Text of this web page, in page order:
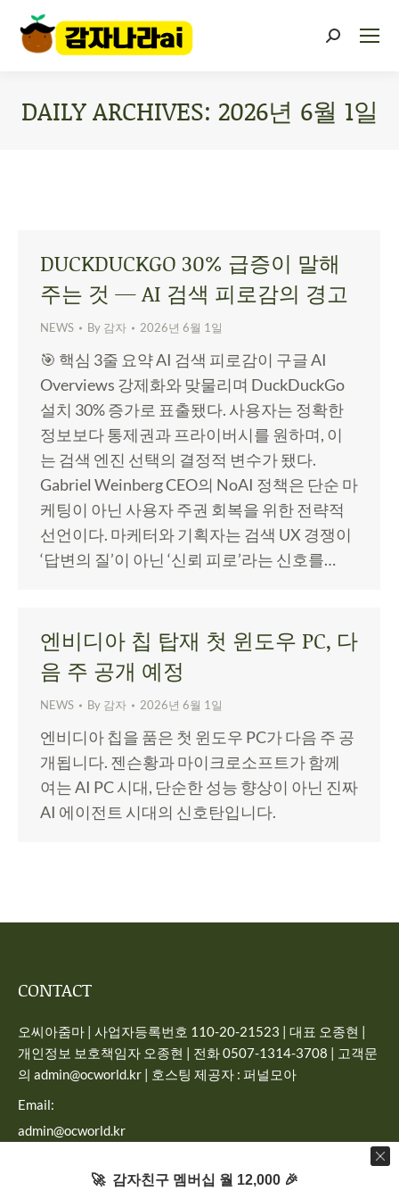
DAILY ARCHIVES: 2026년 6월 1일
DUCKDUCKGO 30% 급증이 말해
주는 것 — AI 검색 피로감의 경고
NEWS By 감자 2026년 6월 1일
🎯 핵심 3줄 요약 AI 검색 피로감이 구글 AI
Overviews 강제화와 맞물리며 DuckDuckGo
설치 30% 증가로 표출됐다. 사용자는 정확한
정보보다 통제권과 프라이버시를 원하며, 이
는 검색 엔진 선택의 결정적 변수가 됐다.
Gabriel Weinberg CEO의 NoAI 정책은 단순 마
케팅이 아닌 사용자 주권 회복을 위한 전략적
선언이다. 마케터와 기획자는 검색 UX 경쟁이
‘답변의 질’이 아닌 ‘신뢰 피로’라는 신호를…
엔비디아 칩 탑재 첫 윈도우 PC, 다
음 주 공개 예정
NEWS By 감자 2026년 6월 1일
엔비디아 칩을 품은 첫 윈도우 PC가 다음 주 공
개됩니다. 젠슨황과 마이크로소프트가 함께
여는 AI PC 시대, 단순한 성능 향상이 아닌 진짜
AI 에이전트 시대의 신호탄입니다.
CONTACT
오씨아줌마 | 사업자등록번호 110-20-21523 | 대표 오종현 |
개인정보 보호책임자 오종현 | 전화 0507-1314-3708 | 고객문
의 admin@ocworld.kr | 호스팅 제공자 : 퍼널모아
Email:
admin@ocworld.kr
🚀 감자친구 멤버십 월 12,000 🎉